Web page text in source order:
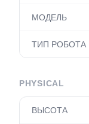
МОДЕЛЬ
ТИП РОБОТА
PHYSICAL
ВЫСОТА